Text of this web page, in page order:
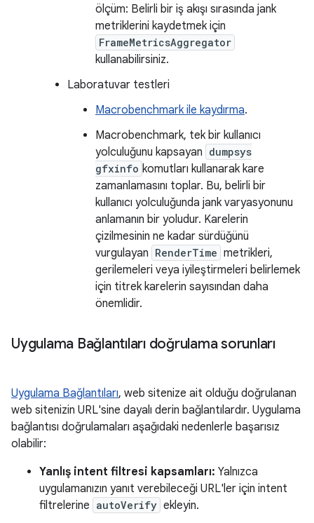
ölçüm: Belirli bir iş akışı sırasında jank
metriklerini kaydetmek için
FrameMetricsAggregator
kullanabilirsiniz.
Laboratuvar testleri
Macrobenchmark ile kaydırma.
Macrobenchmark, tek bir kullanıcı
yolculuğunu kapsayan dumpsys
gfxinfo komutları kullanarak kare
zamanlamasını toplar. Bu, belirli bir
kullanıcı yolculuğunda jank varyasyonunu
anlamanın bir yoludur. Karelerin
çizilmesinin ne kadar sürdüğünü
vurgulayan RenderTime metrikleri,
gerilemeleri veya iyileştirmeleri belirlemek
için titrek karelerin sayısından daha
önemlidir.
Uygulama Bağlantıları doğrulama sorunları
Uygulama Bağlantıları, web sitenize ait olduğu doğrulanan
web sitenizin URL'sine dayalı derin bağlantılardır. Uygulama
bağlantısı doğrulamaları aşağıdaki nedenlerle başarısız
olabilir:
Yanlış intent filtresi kapsamları: Yalnızca
uygulamanızın yanıt verebileceği URL'ler için intent
filtrelerine autoVerify ekleyin.